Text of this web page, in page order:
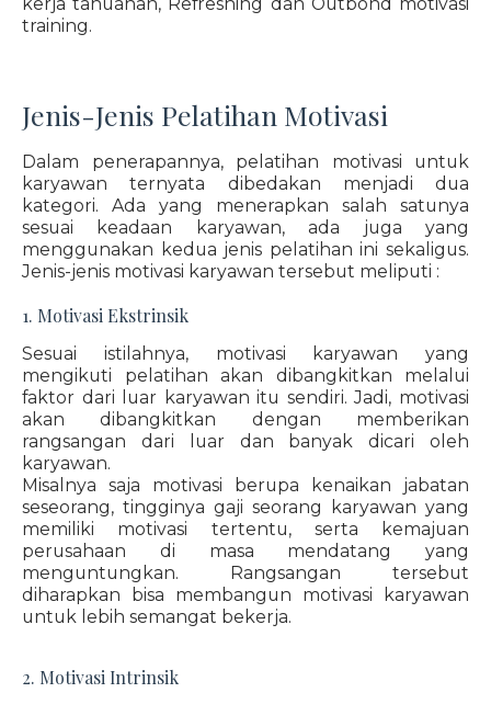
training.
Jenis-Jenis Pelatihan Motivasi
Dalam penerapannya, pelatihan motivasi untuk
karyawan ternyata dibedakan menjadi dua
kategori. Ada yang menerapkan salah satunya
sesuai keadaan karyawan, ada juga yang
menggunakan kedua jenis pelatihan ini sekaligus.
Jenis-jenis motivasi karyawan tersebut meliputi :
1. Motivasi Ekstrinsik
Sesuai istilahnya, motivasi karyawan yang
mengikuti pelatihan akan dibangkitkan melalui
faktor dari luar karyawan itu sendiri. Jadi, motivasi
akan dibangkitkan dengan memberikan
rangsangan dari luar dan banyak dicari oleh
karyawan.
Misalnya saja motivasi berupa kenaikan jabatan
seseorang, tingginya gaji seorang karyawan yang
memiliki motivasi tertentu, serta kemajuan
perusahaan di masa mendatang yang
menguntungkan. Rangsangan tersebut
diharapkan bisa membangun motivasi karyawan
untuk lebih semangat bekerja.
2. Motivasi Intrinsik